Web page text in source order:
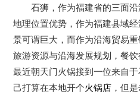
石狮，作为福建省的三面
地理位置优势，作为福建县域
景可谓巨大，而作为沿海贸易
旅游资源与沿海发展规划，餐
最近朝天门火锅接到一位来自
己打算在本地开个火锅店 ，但